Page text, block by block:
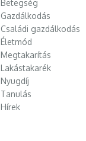
Betegség
Gazdálkodás
Családi gazdálkodás
Életmód
Megtakarítás
Lakástakarék
Nyugdíj
Tanulás
Hírek